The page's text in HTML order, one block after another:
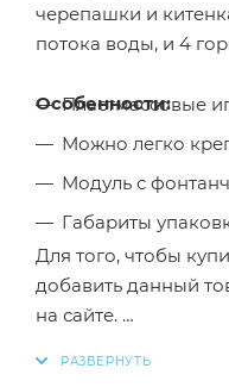
черепашки и
потока воды, и 4
Особенности:
Пластмассовые
Можно легко
Модуль с
Габариты
Для того, чтобы
добавить данный
на сайте.